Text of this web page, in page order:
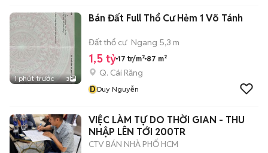
1 phút trước 3
Bán Đất Full Thổ Cư Hẻm 1 Võ Tánh
Đất thổ cư Ngang 5,3 m
1,5 tỷ 17 tr/m² 87 m²
Q. Cái Răng
DDuy Nguyễn
VIỆC LÀM TỰ DO THỜI GIAN - THU
NHẬP LÊN TỚI 200TR
CTV BÁN NHÀ PHỐ HCM